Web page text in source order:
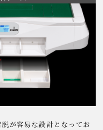
が容易な設計となってお